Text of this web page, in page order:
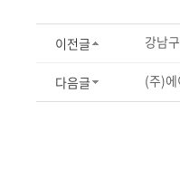
이전글 강남
다음글 (주)에